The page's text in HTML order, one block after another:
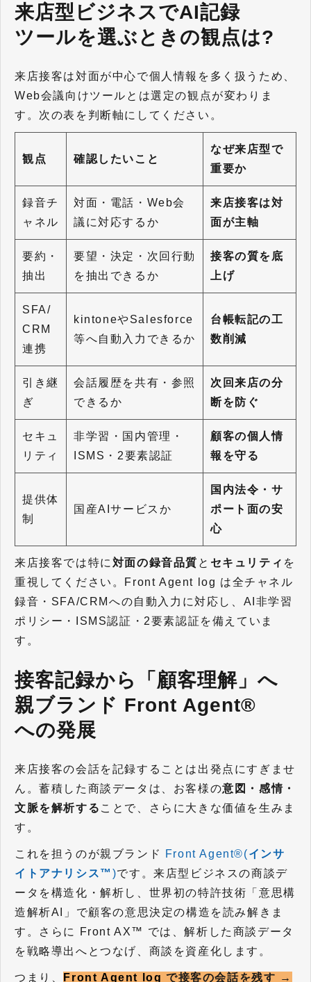
来店型ビジネスでAI記録
ツールを選ぶときの観点は?
来店接客は対面が中心で個人情報を多く扱うため、
Web会議向けツールとは選定の観点が変わりま
す。次の表を判断軸にしてください。
観点 確認したいこと
なぜ来店型で
重要か
録音チ
ャネル
対面・電話・Web会
議に対応するか
来店接客は対
面が主軸
要約・
抽出
要望・決定・次回行動
を抽出できるか
接客の質を底
上げ
SFA/
CRM
連携
kintoneやSalesforce
等へ自動入力できるか
台帳転記の工
数削減
引き継
ぎ
会話履歴を共有・参照
できるか
次回来店の分
断を防ぐ
セキュ
リティ
非学習・国内管理・
ISMS・2要素認証
顧客の個人情
報を守る
提供体
制
国産AIサービスか
国内法令・サ
ポート面の安
心
来店接客では特に 対面の録音品質 と セキュリティ を
重視してください。Front Agent log は全チャネル
録音・SFA/CRMへの自動入力に対応し、AI非学習
ポリシー・ISMS認証・2要素認証を備えていま
す。
接客記録から「顧客理解」へ
親ブランド Front Agent®
への発展
来店接客の会話を記録することは出発点にすぎませ
ん。蓄積した商談データは、お客様の意図・感情・
文脈を解析する ことで、さらに大きな価値を生みま
す。
これを担うのが親ブランド Front Agent®(インサ
イトアナリシス™ )です。来店型ビジネスの商談デ
ータを構造化・解析し、世界初の特許技術「意思構
造解析AI」で顧客の意思決定の構造を読み解きま
す。さらに Front AX™ では、解析した商談データ
を戦略導出へとつなげ、商談を資産化します。
つまり、 Front Agent log で接客の会話を残す →